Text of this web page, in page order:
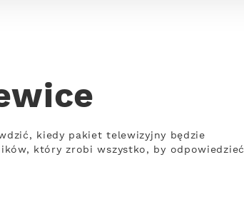
kiedy pakiet telewizyjny będzie
który zrobi wszystko, by odpowiedzieć